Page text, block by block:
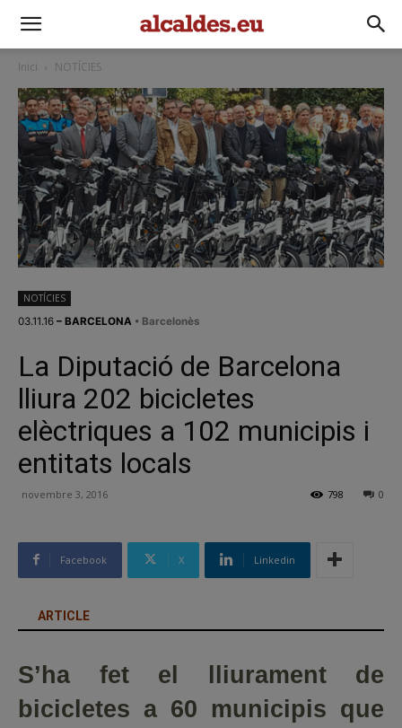
Inici NOTÍCIES
NOTÍCIES
03.11.16 – BARCELONA • Barcelonès
La Diputació de Barcelona
lliura 202 bicicletes
elèctriques a 102 municipis i
entitats locals
novembre 3, 2016 0
798
Facebook X Linkedin
ARTICLE
S’ha fet el lliurament de
bicicletes a 60 municipis que